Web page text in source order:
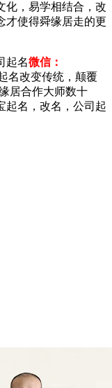
化，易学相结合，改
才使得舜缘居走的更
起名微信：
名改变传统，颠覆
居合作大师数十
起名，改名，公司起